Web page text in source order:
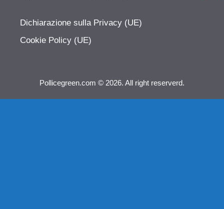
Dichiarazione sulla Privacy (UE)
Cookie Policy (UE)
Pollicegreen.com © 2026. All right reserverd.